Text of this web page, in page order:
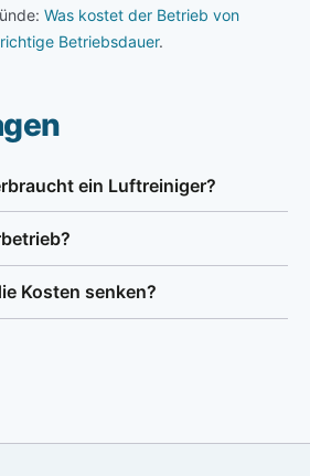
Was kostet der Betrieb von
Betriebsdauer.
ein Luftreiniger?
Kosten senken?